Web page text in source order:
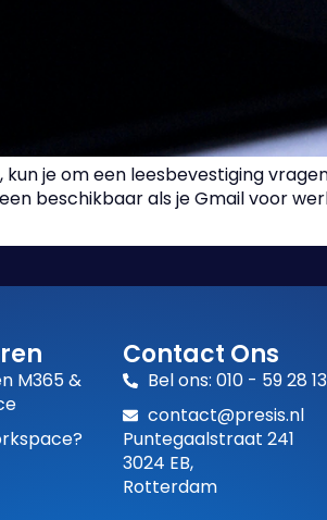
je om een leesbevestiging
beschikbaar als je Gmail voor
M365 &
Contact Ons
Bel ons: 010 - 59 28
contact@presis.nl
Puntegaalstraat 241
3024 EB,
Rotterdam